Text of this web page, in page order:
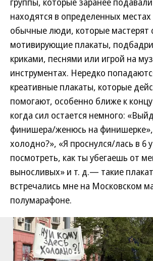
находятся в определенных
обычные люди, которые мастерят
мотивирующие плакаты,
криками, песнями или игрой на
инструментах. Нередко
креативные плакаты, которые
помогают, особенно ближе к
когда сил остается немного:
финишера/женюсь на
холодно?», «Я проснулся/лась в 6
посмотреть, как ты убегаешь от
выносливых» и т. д.— такие
встречались мне на Московском
полумарафоне.